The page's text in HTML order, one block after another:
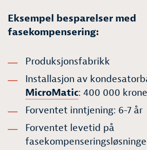
Eksempel besparelser med
fasekompensering:
Produksjonsfabrikk
Installasjon av
MicroMatic: 400 000
Forventet inntjening: 6-7 år
Forventet levetid på